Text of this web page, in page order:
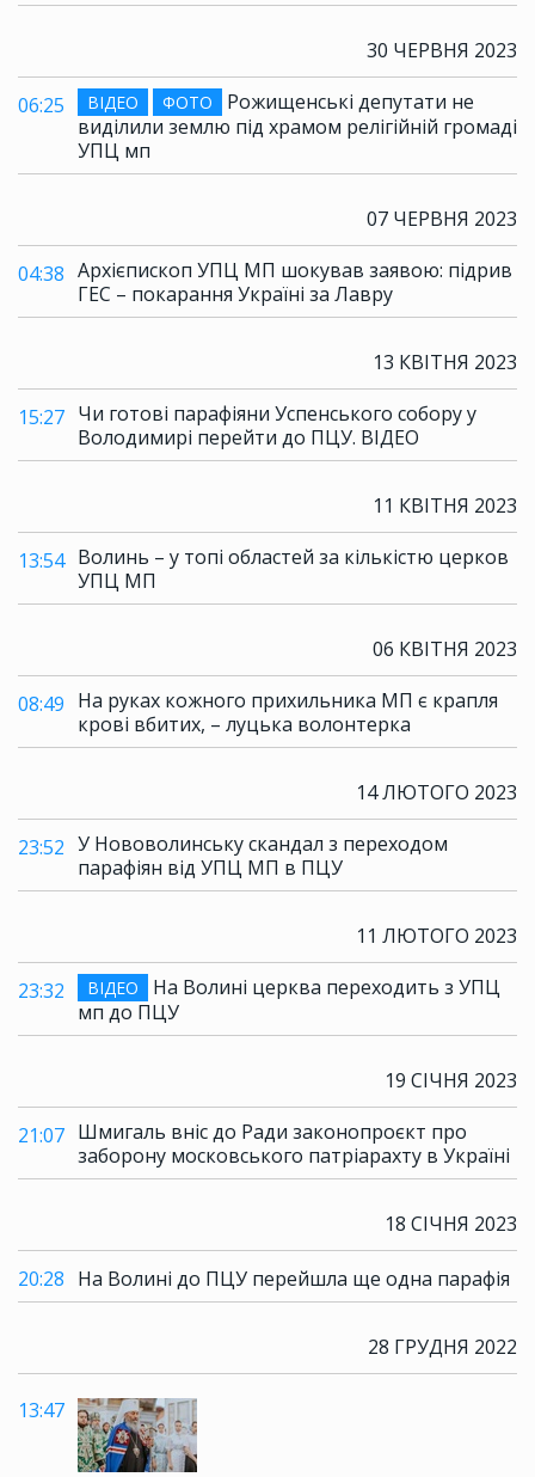
30 ЧЕРВНЯ 2023
06:25 ВІДЕО ФОТО
Рожищенські депутати не
виділили землю під храмом релігійній громаді
УПЦ мп
07 ЧЕРВНЯ 2023
04:38 Архієпископ УПЦ МП шокував заявою: підрив
ГЕС – покарання Україні за Лавру
13 КВІТНЯ 2023
15:27 Чи готові парафіяни Успенського собору у
Володимирі перейти до ПЦУ. ВІДЕО
11 КВІТНЯ 2023
13:54 Волинь – у топі областей за кількістю церков
УПЦ МП
06 КВІТНЯ 2023
08:49 На руках кожного прихильника МП є крапля
крові вбитих, – луцька волонтерка
14 ЛЮТОГО 2023
23:52 У Нововолинську скандал з переходом
парафіян від УПЦ МП в ПЦУ
11 ЛЮТОГО 2023
23:32 ВІДЕО
На Волині церква переходить з УПЦ
мп до ПЦУ
19 СІЧНЯ 2023
21:07 Шмигаль вніс до Ради законопроєкт про
заборону московського патріарахту в Україні
18 СІЧНЯ 2023
20:28 На Волині до ПЦУ перейшла ще одна парафія
28 ГРУДНЯ 2022
13:47